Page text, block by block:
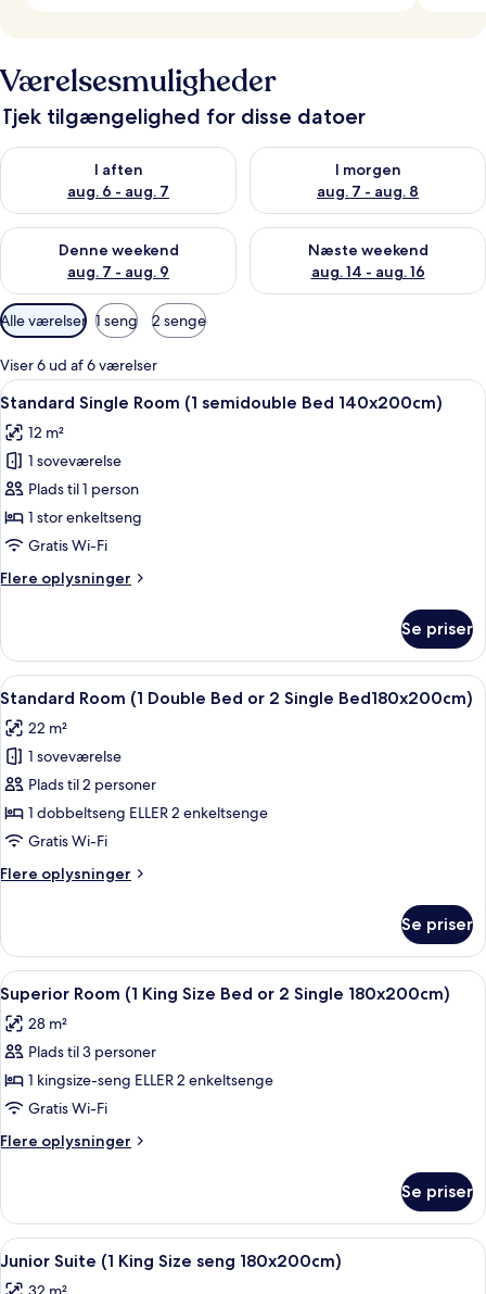
Værelsesmuligheder
Tjek tilgængelighed for disse datoer
I aften
aug. 6 - aug. 7
Tjek tilgængelighed for i aften aug. 6 - aug. 7
I morgen
aug. 7 - aug. 8
Tjek tilgængelighed for i
Denne weekend
aug. 7 - aug. 9
Tjek tilgængelighed for denne weekend aug. 7 - aug. 9
Næste weekend
aug. 14 - aug. 16
Tjek tilgængelighed for næste
Tilgængelige
filtre
for
værelser
Alle værelser 1 seng 2 senge
Viser 6 ud af 6 værelser
Indlæs
alle
billeder
af
Standard
Single
Room
semidouble
Standard Single Room (1
6
Standard Single Room (1 semidouble Bed 140x200cm)
12 m²
1 soveværelse
Plads til 1 person
1 stor enkeltseng
Gratis Wi-Fi
Flere oplysninger
Flere
Single
Room
(1
Bed
140x200cm)
Se priser
Indlæs
alle
billeder
af
Standard
Room
(1
Bed
Single
Bed180x200cm)
Et soveværelse med seng, gardiner
7
Standard Room (1 Double Bed or 2 Single Bed180x200cm)
22 m²
1 soveværelse
Plads til 2 personer
1 dobbeltseng ELLER 2 enkeltsenge
Gratis Wi-Fi
Flere oplysninger
Flere
Room
(1
Double
Bed
or
2
Bed180x200cm)
Se priser
Indlæs
alle
billeder
af
Superior
Room
(1
King
Bed
or
2
Single
Et moderne soveværelse med en
7
Superior Room (1 King Size Bed or 2 Single 180x200cm)
28 m²
Plads til 3 personer
1 kingsize-seng ELLER 2 enkeltsenge
Gratis Wi-Fi
Flere oplysninger
Flere
Room
(1
King
Se priser
Indlæs
alle
Junior Suite (1 King Size seng
7
Junior Suite (1 King Size seng 180x200cm)